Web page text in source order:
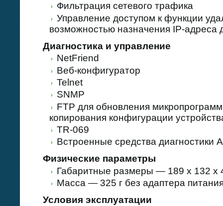
Фильтрация сетевого трафика
Управление доступом к функции
возможностью назначения IP-адреса
Диагностика и управление
NetFriend
Веб-конфигуратор
Telnet
SNMP
FTP для обновления
копирования конфигурации
TR-069
Встроенные средства диагностики
Физические параметры
Габаритные размеры — 189 x 132 x
Масса — 325 г без адаптера
Условия эксплуатации